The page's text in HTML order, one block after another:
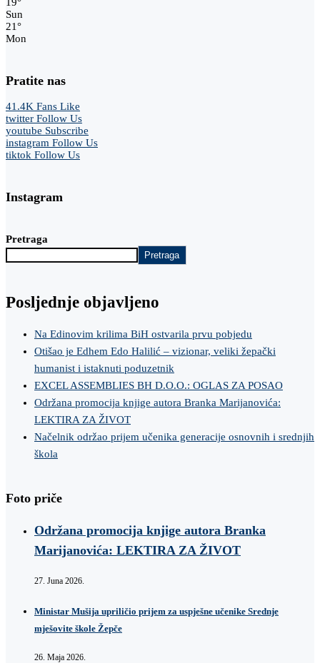
Sun
21°
Mon
Pratite nas
41.4K Fans Like
twitter Follow Us
youtube Subscribe
instagram Follow Us
tiktok Follow Us
Instagram
Pretraga
Pretraga
Posljednje objavljeno
Na Edinovim krilima BiH ostvarila prvu pobjedu
Otišao je Edhem Edo Halilić – vizionar, veliki žepački
humanist i istaknuti poduzetnik
EXCEL ASSEMBLIES BH D.O.O.: OGLAS ZA POSAO
Održana promocija knjige autora Branka Marijanovića:
LEKTIRA ZA ŽIVOT
Načelnik održao prijem učenika generacije osnovnih i srednjih
škola
Foto priče
Održana promocija knjige autora Branka
Marijanovića: LEKTIRA ZA ŽIVOT
27. Juna 2026.
Ministar Mušija upriličio prijem za uspješne učenike Srednje
mješovite škole Žepče
26. Maja 2026.